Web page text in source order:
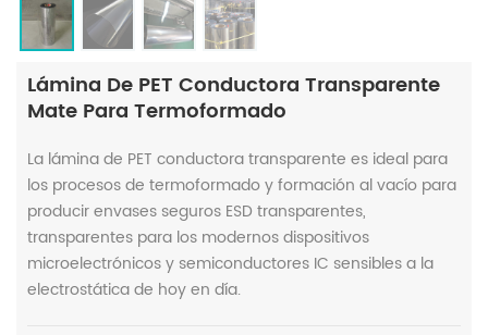
Lámina De PET Conductora Transparente
Mate Para Termoformado
La lámina de PET conductora transparente es ideal para
los procesos de termoformado y formación al vacío para
producir envases seguros ESD transparentes,
transparentes para los modernos dispositivos
microelectrónicos y semiconductores IC sensibles a la
electrostática de hoy en día.